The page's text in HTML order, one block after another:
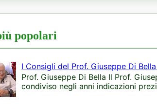
popolari
I Consigli del Prof. Giuseppe Di
Prof. Giuseppe Di Bella Il Prof.
condiviso negli anni indicazioni